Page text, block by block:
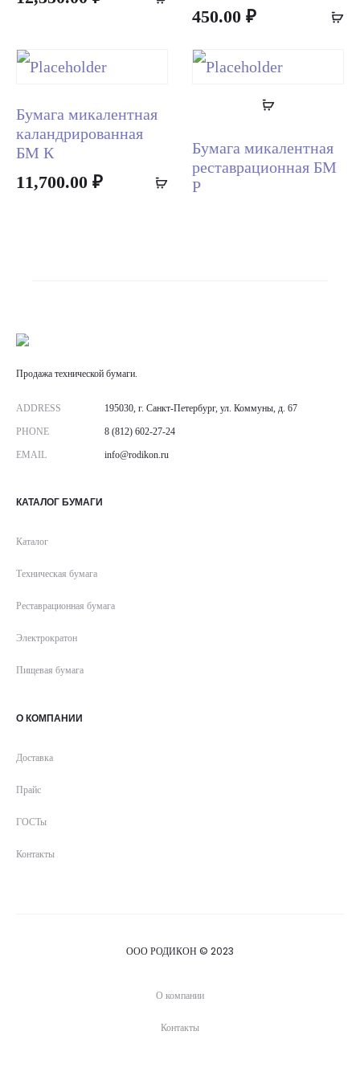
450.00 ₽
Add
Бумага микалентная
каландрированная
БМ К
11,700.00 ₽
Read
Бумага микалентная
реставрационная БМ
Р
Продажа технической бумаги.
ADDRESS 195030, г. Санкт-Петербург, ул. Коммуны, д. 67
PHONE 8 (812) 602-27-24
EMAIL info@rodikon.ru
КАТАЛОГ БУМАГИ
Каталог
Техническая бумага
Реставрационная бумага
Электрократон
Пищевая бумага
О КОМПАНИИ
Доставка
Прайс
ГОСТы
Контакты
ООО РОДИКОН © 2023
О компании
Контакты